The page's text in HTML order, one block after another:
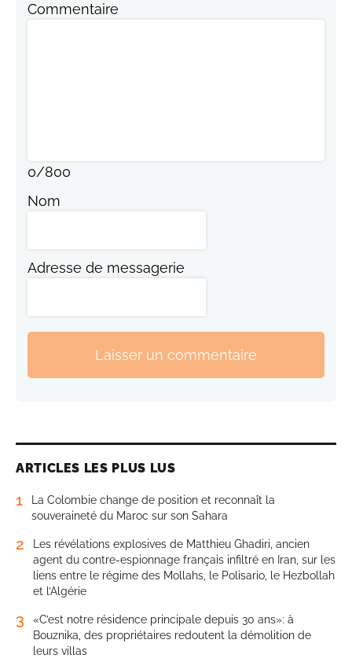
Commentaire
0/800
Nom
Adresse de messagerie
Laisser un commentaire
ARTICLES LES PLUS LUS
1
La Colombie change de position et reconnaît la
souveraineté du Maroc sur son Sahara
2
Les révélations explosives de Matthieu Ghadiri, ancien
agent du contre-espionnage français infiltré en Iran, sur les
liens entre le régime des Mollahs, le Polisario, le Hezbollah
et l’Algérie
3
«C’est notre résidence principale depuis 30 ans»: à
Bouznika, des propriétaires redoutent la démolition de
leurs villas